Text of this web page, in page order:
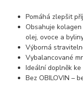
Pomáhá zlepšit
Obsahuje
olej, ovoce a
Výborná
Vybalancované
Ideální doplněk ke
Bez OBILOVIN –